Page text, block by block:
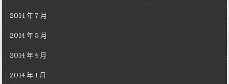
2014 年 7 月
2014 年 5 月
2014 年 4 月
2014 年 1 月